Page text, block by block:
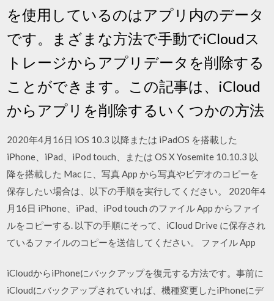
を使用しているのはアプリ内のデータ
です。まざまな方法で手動でiCloudス
トレージからアプリデータを削除する
ことができます。この記事は、iCloud
からアプリを削除するいくつかの方法
2020年4月16日 iOS 10.3 以降または iPadOS を搭載した
iPhone、iPad、iPod touch、または OS X Yosemite 10.10.3 以
降を搭載した Mac に、写真 App から写真やビデオのコピーを
保存したい場合は、以下の手順を実行してください。 2020年4
月16日 iPhone、iPad、iPod touch のファイル App からファイ
ルをコピーする. 以下の手順にそって、iCloud Drive に保存され
ているファイルのコピーを送信してください。 ファイル App
iCloudからiPhoneにバックアップを復元する方法です。事前に
iCloudにバックアップされていれば、機種変更したiPhoneにデ